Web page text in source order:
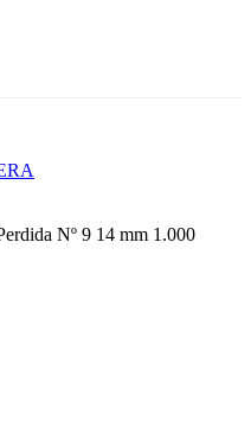
Nº 9 14 mm 1.000